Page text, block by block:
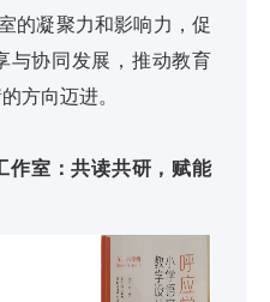
的凝聚力和影响力，促
与协同发展，推动教育
方向迈进。
作室：共读共研，赋能